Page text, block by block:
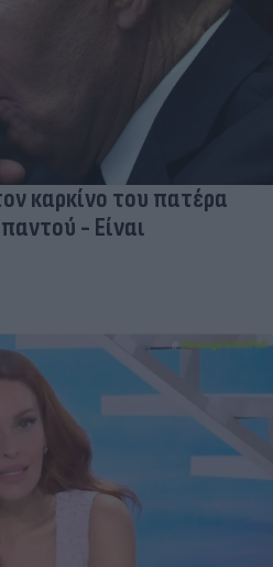
καρκίνο του πατέρα
- Είναι